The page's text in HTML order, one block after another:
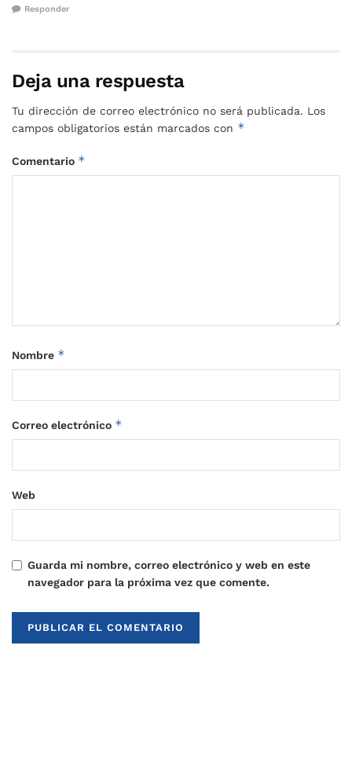
Responder
Deja una respuesta
Tu dirección de correo electrónico no será publicada. Los
campos obligatorios están marcados con *
Comentario *
Nombre *
Correo electrónico *
Web
Guarda mi nombre, correo electrónico y web en este
navegador para la próxima vez que comente.